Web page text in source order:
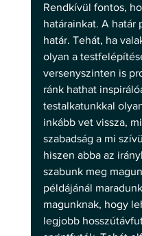
Rendkívül fontos,
határainkat. A határ
határ. Tehát, ha
olyan a
versenyszinten is
ránk hathat
testalkatunkkal
inkább vet vissza,
szabadság a mi
hiszen abba az
szabunk meg
példájánál
magunknak, hogy
legjobb